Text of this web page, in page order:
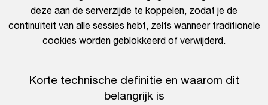
deze aan de serverzijde te koppelen, zodat je de
continuïteit van alle sessies hebt, zelfs wanneer traditionele
cookies worden geblokkeerd of verwijderd.
Korte technische definitie en waarom dit
belangrijk is